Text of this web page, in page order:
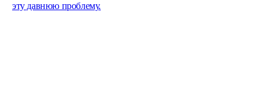
эту давнюю проблему.